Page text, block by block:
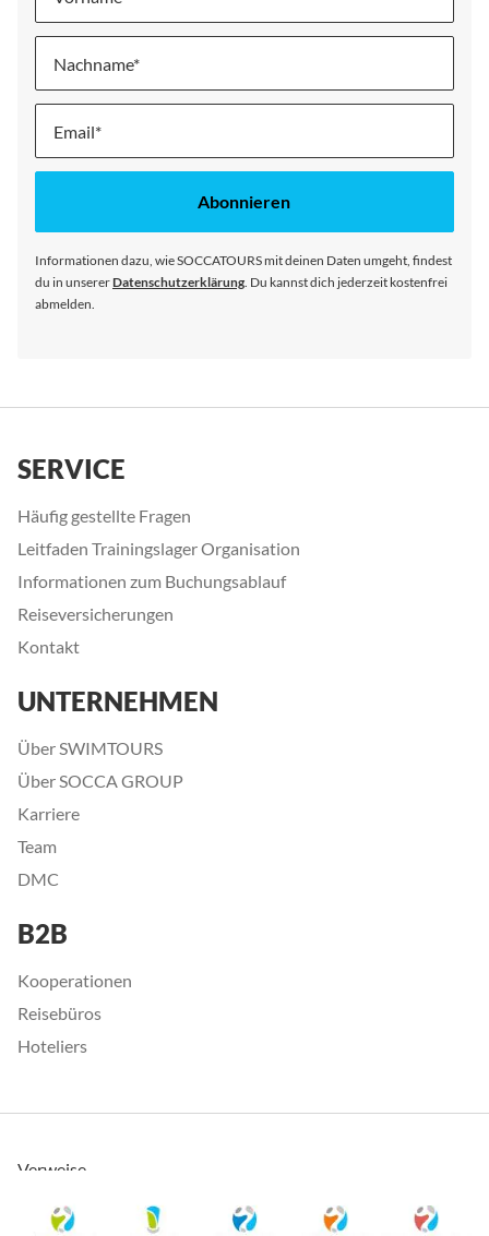
Nachname
Melde
für
Abonnieren
Informationen dazu, wie SOCCATOURS mit deinen Daten umgeht, findest
du in unsererDatenschutzerklärung. Du kannst dich jederzeit kostenfrei
abmelden.
SERVICE
Häufig gestellte Fragen
Leitfaden Trainingslager Organisation
Informationen zum Buchungsablauf
Reiseversicherungen
Kontakt
UNTERNEHMEN
Über SWIMTOURS
Über SOCCA GROUP
Karriere
Team
DMC
B2B
Kooperationen
Reisebüros
Hoteliers
Verweise